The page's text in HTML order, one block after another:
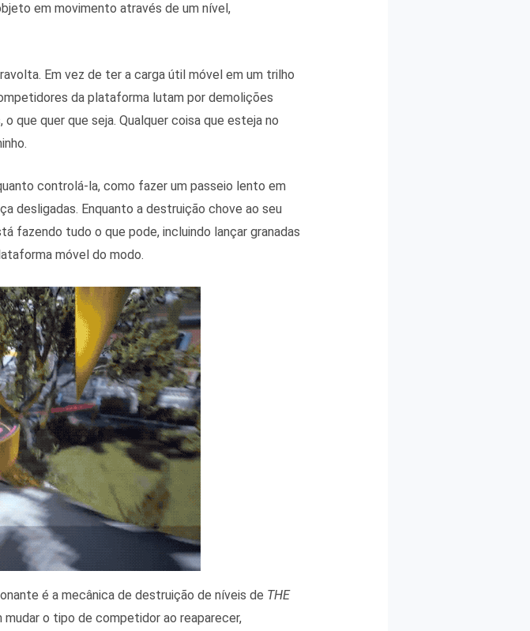
em movimento através de um nível,
Em vez de ter a carga útil móvel em um trilho
da plataforma lutam por demolições
que quer que seja. Qualquer coisa que esteja no
controlá-la, como fazer um passeio lento em
desligadas. Enquanto a destruição chove ao seu
fazendo tudo o que pode, incluindo lançar granadas
móvel do modo.
é a mecânica de destruição de níveis de THE
o tipo de competidor ao reaparecer,